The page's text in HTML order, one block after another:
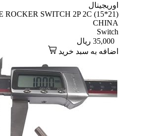
اوریجینال
ROCKER SWITCH 2P 2C (15*21)
CHINA
Switch
35,000 ریال
اضافه به سبد خرید